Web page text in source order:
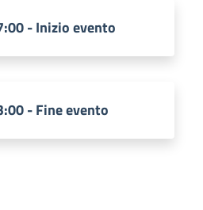
- Inizio evento
- Fine evento